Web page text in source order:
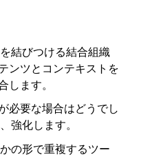
結びつける結合組織
ンツとコンテキストを
します。
必要な場合はどうでし
強化します。
の形で重複するツー